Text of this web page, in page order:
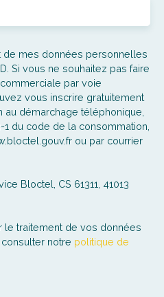
de mes données personnelles
Si vous ne souhaitez pas faire
par voie
vous inscrire gratuitement
démarchage téléphonique,
du code de la consommation,
ou par courrier
Bloctel, CS 61311, 41013
le traitement de vos données
notre politique de